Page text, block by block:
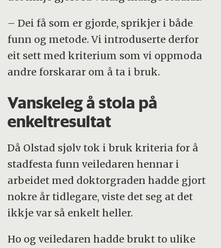
– Dei få som er gjorde, sprikjer i både
funn og metode. Vi introduserte derfor
eit sett med kriterium som vi oppmoda
andre forskarar om å ta i bruk.
Vanskeleg å stola på
enkeltresultat
Då Olstad sjølv tok i bruk kriteria for å
stadfesta funn veiledaren hennar i
arbeidet med doktorgraden hadde gjort
nokre år tidlegare, viste det seg at det
ikkje var så enkelt heller.
Ho og veiledaren hadde brukt to ulike